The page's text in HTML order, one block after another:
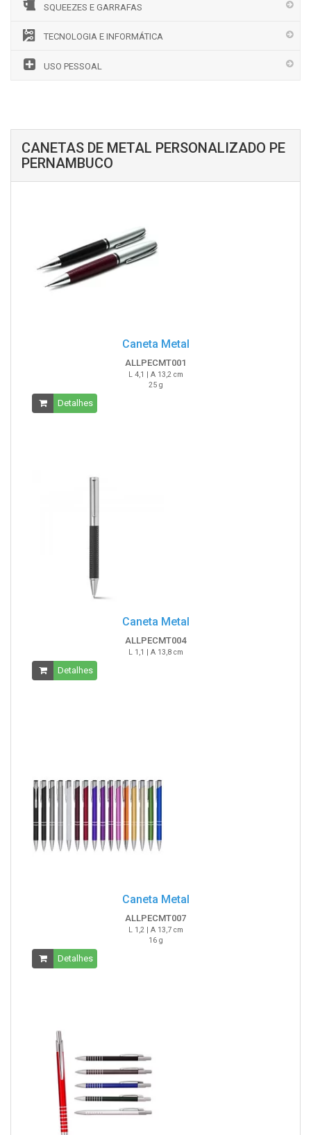
SQUEEZES E GARRAFAS
TECNOLOGIA E INFORMÁTICA
USO PESSOAL
CANETAS DE METAL PERSONALIZADO PE
PERNAMBUCO
Caneta Metal
ALLPECMT001
L 4,1 | A 13,2 cm
25 g
Detalhes
Caneta Metal
ALLPECMT004
L 1,1 | A 13,8 cm
Detalhes
Caneta Metal
ALLPECMT007
L 1,2 | A 13,7 cm
16 g
Detalhes